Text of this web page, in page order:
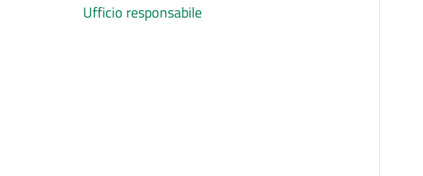
Ufficio responsabile